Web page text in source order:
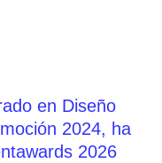
en Diseño
2024, ha
2026